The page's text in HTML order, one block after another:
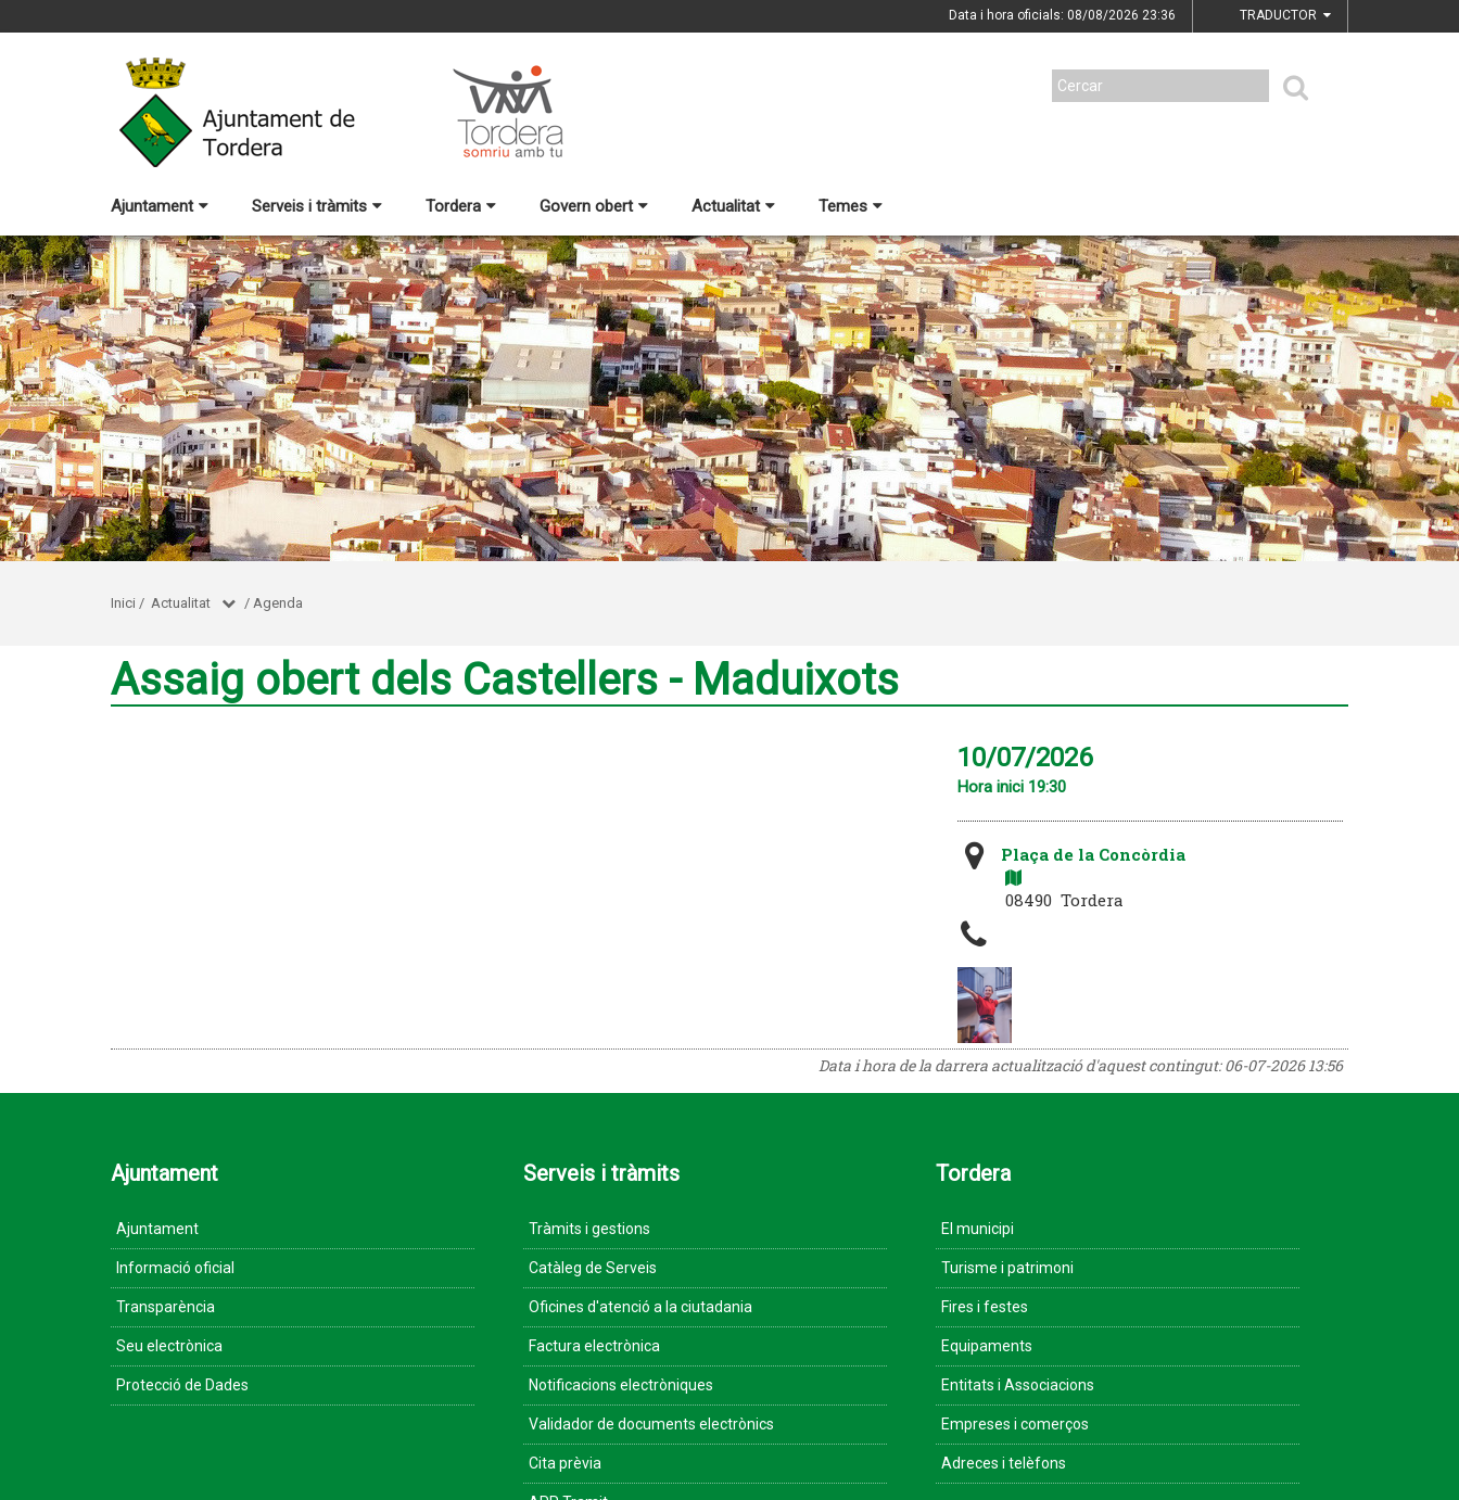
Data i hora oficials: 08/08/2026 23:36 TRADUCTOR
Ajuntament Serveis i tràmits Tordera Govern obert Actualitat Temes
Inici / Actualitat / Agenda
Assaig obert dels Castellers - Maduixots
10/07/2026
Hora inici 19:30
Plaça de la Concòrdia
08490 Tordera
Data i hora de la darrera actualització d'aquest contingut:06-07-2026 13:56
Ajuntament
Ajuntament
Informació oficial
Transparència
Seu electrònica
Protecció de Dades
Serveis i tràmits
Tràmits i gestions
Catàleg de Serveis
Oficines d'atenció a la ciutadania
Factura electrònica
Notificacions electròniques
Validador de documents electrònics
Cita prèvia
Tordera
El municipi
Turisme i patrimoni
Fires i festes
Equipaments
Entitats i Associacions
Empreses i comerços
Adreces i telèfons